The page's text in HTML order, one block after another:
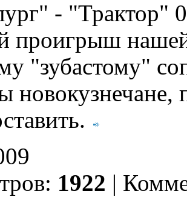
- "Трактор"
проигрыш
"зубастому"
новокузнечане,
1922 |